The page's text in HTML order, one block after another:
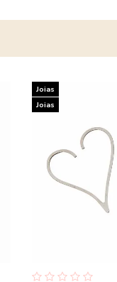
Joias
Joias